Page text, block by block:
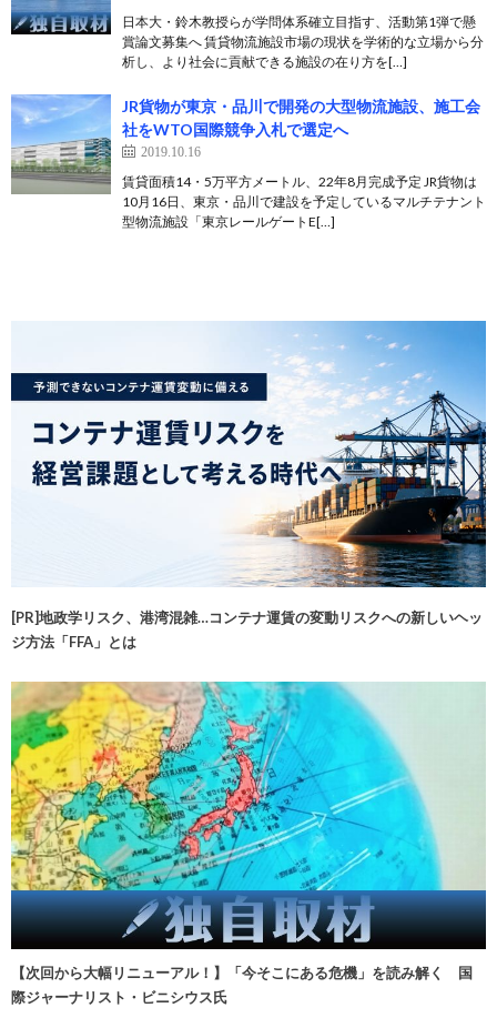
日本大・鈴木教授らが学問体系確立目指す、活動第1弾で懸
賞論文募集へ 賃貸物流施設市場の現状を学術的な立場から分
析し、より社会に貢献できる施設の在り方を[…]
JR貨物が東京・品川で開発の大型物流施設、施工会
社をWTO国際競争入札で選定へ
2019.10.16
賃貸面積14・5万平方メートル、22年8月完成予定 JR貨物は
10月16日、東京・品川で建設を予定しているマルチテナント
型物流施設「東京レールゲートE[…]
[PR]地政学リスク、港湾混雑…コンテナ運賃の変動リスクへの新しいヘッ
ジ方法「FFA」とは
【次回から大幅リニューアル！】「今そこにある危機」を読み解く 国
際ジャーナリスト・ビニシウス氏